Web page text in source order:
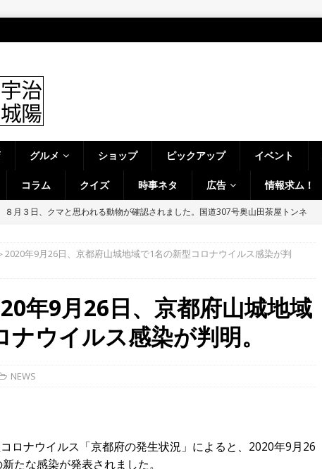
グルメ ショップ ピックアップ イベント
コラム クイズ 時事ネタ 広告 情報求ム！
８月３日、クマと思われる動物が確認されました。国道307号奥山田茶屋トンネ
「京の七夕 in Uji」の試験点灯に行ってきました！８月７日～９日まで開催予定
8月8日～14日イベントまとめ！夏祭り、ライトアップ、グルメなどワイワイ盛
田辺市・宇治市・木津川市・宇治田原町・八幡市・南山城村など】
８月５日、「大久保駐屯地夏まつり」で花火が上がりました！【京都府宇治市
のランタン並ぶ【京都府宇治市】
時事ネタ
2020年9月26日、京都府山城地域で1名の新型コロナウイルス感染が判
年9月26日、京都府山城地域
ウイルス感染が判明。
NEWS
ロナウイルス「京都府の発生状況」によると、2020年9月26
たな感染が発表されました。